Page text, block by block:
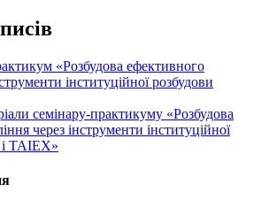
«Розбудова ефективного
інституційної розбудови
семінару-практикуму «Розбудова
через інструменти інституційної
TAIEX»